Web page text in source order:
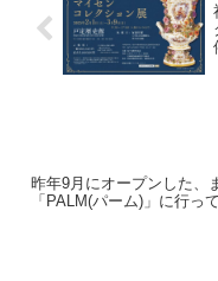
昨年9月にオープンした、
「PALM(パーム)」に行っ